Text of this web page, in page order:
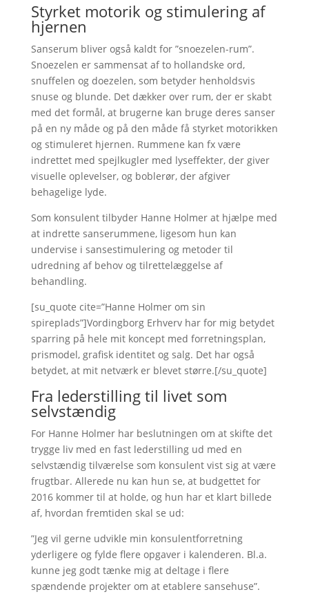
Styrket motorik og stimulering af
hjernen
Sanserum bliver også kaldt for ”snoezelen-rum”.
Snoezelen er sammensat af to hollandske ord,
snuffelen og doezelen, som betyder henholdsvis
snuse og blunde. Det dækker over rum, der er skabt
med det formål, at brugerne kan bruge deres sanser
på en ny måde og på den måde få styrket motorikken
og stimuleret hjernen. Rummene kan fx være
indrettet med spejlkugler med lyseffekter, der giver
visuelle oplevelser, og boblerør, der afgiver
behagelige lyde.
Som konsulent tilbyder Hanne Holmer at hjælpe med
at indrette sanserummene, ligesom hun kan
undervise i sansestimulering og metoder til
udredning af behov og tilrettelæggelse af
behandling.
[su_quote cite=”Hanne Holmer om sin
spireplads”]Vordingborg Erhverv har for mig betydet
sparring på hele mit koncept med forretningsplan,
prismodel, grafisk identitet og salg. Det har også
betydet, at mit netværk er blevet større.[/su_quote]
Fra lederstilling til livet som
selvstændig
For Hanne Holmer har beslutningen om at skifte det
trygge liv med en fast lederstilling ud med en
selvstændig tilværelse som konsulent vist sig at være
frugtbar. Allerede nu kan hun se, at budgettet for
2016 kommer til at holde, og hun har et klart billede
af, hvordan fremtiden skal se ud:
”Jeg vil gerne udvikle min konsulentforretning
yderligere og fylde flere opgaver i kalenderen. Bl.a.
kunne jeg godt tænke mig at deltage i flere
spændende projekter om at etablere sansehuse”.